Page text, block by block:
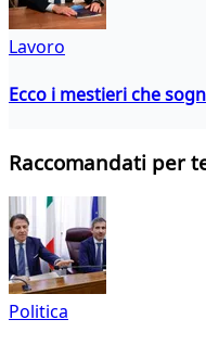
Lavoro
Ecco i mestieri che
Raccomandati per
Politica